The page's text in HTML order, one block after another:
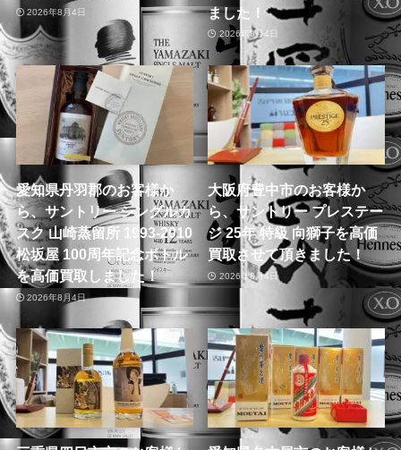
2026年8月4日
ました！
2026年8月4日
愛知県丹羽郡のお客様か
ら、サントリー シングルカ
スク 山崎蒸留所 1993-2010
松坂屋 100周年記念ボトル
を高価買取しました！
2026年8月4日
大阪府豊中市のお客様か
ら、サントリー プレステー
ジ 25年 特級 向獅子を高価
買取させて頂きました！
2026年8月4日